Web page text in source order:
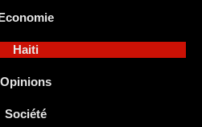
Haiti
Opinions
Société